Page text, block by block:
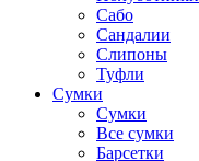
Сабо
Сандалии
Слипоны
Туфли
Сумки
Сумки
Все сумки
Барсетки